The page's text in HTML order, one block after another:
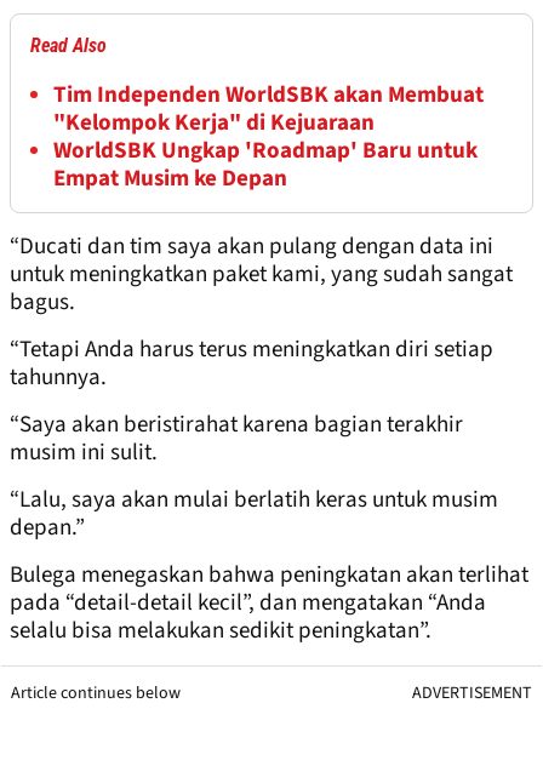
Read Also
Tim Independen WorldSBK akan Membuat
"Kelompok Kerja" di Kejuaraan
WorldSBK Ungkap 'Roadmap' Baru untuk
Empat Musim ke Depan
“Ducati dan tim saya akan pulang dengan data ini
untuk meningkatkan paket kami, yang sudah sangat
bagus.
“Tetapi Anda harus terus meningkatkan diri setiap
tahunnya.
“Saya akan beristirahat karena bagian terakhir
musim ini sulit.
“Lalu, saya akan mulai berlatih keras untuk musim
depan.”
Bulega menegaskan bahwa peningkatan akan terlihat
pada “detail-detail kecil”, dan mengatakan “Anda
selalu bisa melakukan sedikit peningkatan”.
Article continues below ADVERTISEMENT